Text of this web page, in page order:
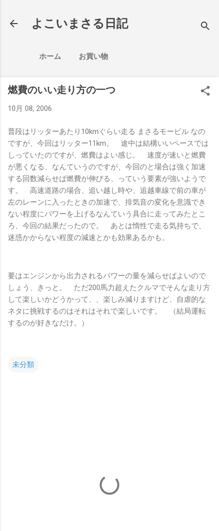
よこいまさる日記
ホーム お買い物
燃費のいい走り方の一つ
10月 08, 2006
普段はリッターあたり10kmぐらい走る まさるモービル なの
ですが、今回はリッター11km。 途中は結構いいペースでは
しっていたのですが、燃費はよい感じ。 速度が速いと燃費
が悪くなる、なんていうのですが、今回のと場合は強く加速
する回数減らせば燃費が伸びる、っていう要素が強いようで
す。 高速道路の場合、追い越し時や、追越車線で前の車が
左のレーンに入ったときの加速で、排気音の変化を意識でき
ない程度にパワーを上げるなんていう具合に走ってみたとこ
ろ、今回の結果だったので。 あとは惰性で走る気持ちで、
迷惑かからない程度の減速とかも効果あるかも。
要はエンジンから出力されるパワーの量を減らせばよいので
しょう、きっと。 ただ200馬力超えたクルマでそんな走り方
して楽しいかどうかって、、楽しみ減りますけど、自虐的な
ネタに挑戦するのはそれはそれで楽しいです。 （結局運転
するのが好きなだけ。）
未分類